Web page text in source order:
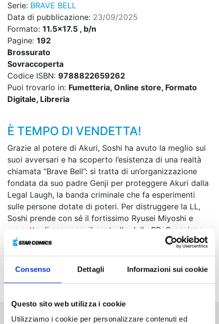
Consenso Dettagli Informazioni sui cookie
Questo sito web utilizza i cookie
Utilizziamo i cookie per personalizzare contenuti ed
Serie: BRAVE BELL
Data di pubblicazione: 23/09/2025
Formato: 11.5x17.5 , b/n
Pagine: 192
Brossurato
Sovraccoperta
Codice ISBN: 9788822659262
Puoi trovarlo in: Fumetteria, Online store, Formato
Digitale, Libreria
È TEMPO DI VENDETTA!
Grazie al potere di Akuri, Soshi ha avuto la meglio sui
suoi avversari e ha scoperto l’esistenza di una realtà
chiamata “Brave Bell”: si tratta di un’organizzazione
fondata da suo padre Genji per proteggere Akuri dalla
Legal Laugh, la banda criminale che fa esperimenti
sulle persone dotate di poteri. Per distruggere la LL,
Soshi prende con sé il fortissimo Ryusei Miyoshi e
progetta di assumere il controllo della BB. Organizza
perciò un incontro, a scuola, con il loro leader, ma
viene attaccato da una killer della LL. Ha così inizio
uno scontro che vedrà l’intervento della BB e di
molteplici utilizzatori di straordinari poteri!